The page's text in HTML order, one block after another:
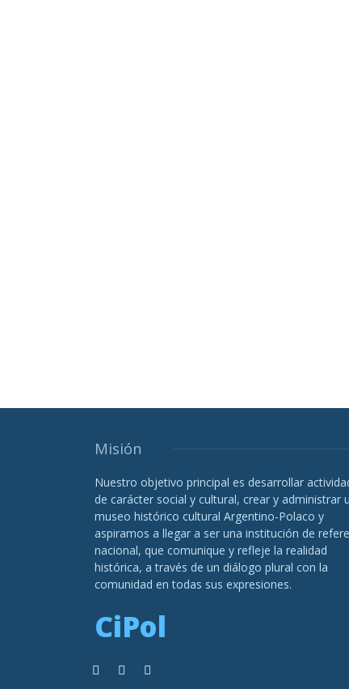
Misión
Nuestro objetivo principal es desarrollar
de carácter social y cultural, crear y administrar
museo histórico cultural Argentino-Polaco y
aspiramos a llegar a ser una institución de
nacional, que comunique y refleje la realidad
histórica, a través de un diálogo plural con la
comunidad en todas sus expresiones.
CiPol